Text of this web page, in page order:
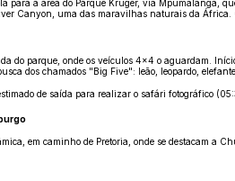
para a área do Parque Kruger, via Mpumalanga,
Canyon, uma das maravilhas naturais da África.
do parque, onde os veículos 4x4 o aguardam.
dos chamados "Big Five": leão, leopardo,
de saída para realizar o safári fotográfico
em caminho de Pretoria, onde se destacam a